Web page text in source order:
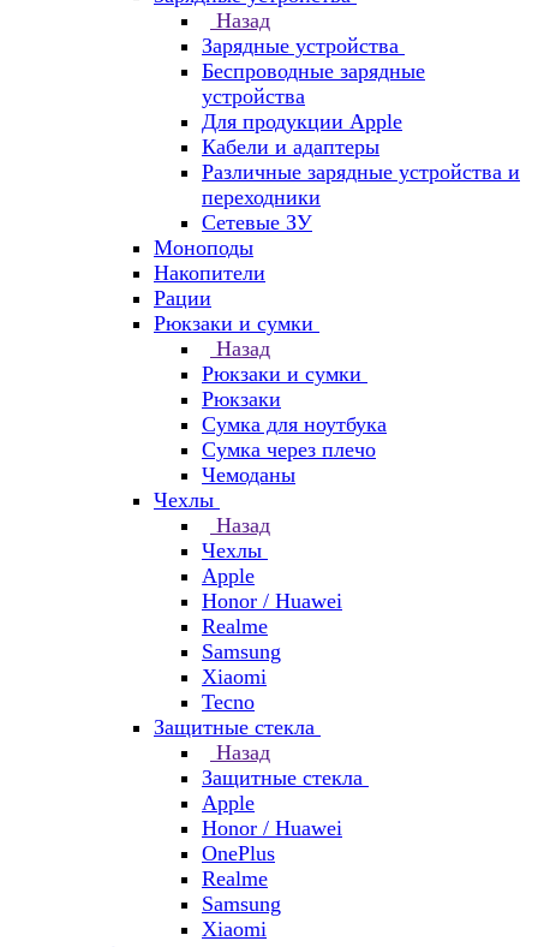
Назад
Зарядные устройства
Беспроводные зарядные
устройства
Для продукции Apple
Кабели и адаптеры
Различные зарядные устройства и
переходники
Сетевые ЗУ
Моноподы
Накопители
Рации
Рюкзаки и сумки
Назад
Рюкзаки и сумки
Рюкзаки
Сумка для ноутбука
Сумка через плечо
Чемоданы
Чехлы
Назад
Чехлы
Apple
Honor / Huawei
Realme
Samsung
Xiaomi
Tecno
Защитные стекла
Назад
Защитные стекла
Apple
Honor / Huawei
OnePlus
Realme
Samsung
Xiaomi